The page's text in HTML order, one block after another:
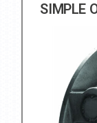
SIMPLE